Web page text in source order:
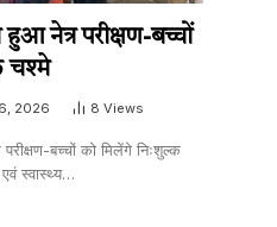
हुआ नेत्र परीक्षण-बच्चों
चश्मे
2026 8 Views
परीक्षण-बच्चों को मिलेंगे निःशुल्क
स्वास्थ्य…